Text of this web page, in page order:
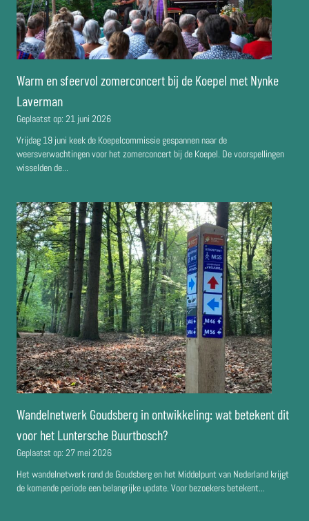
Warm en sfeervol zomerconcert bij de Koepel met Nynke
Laverman
Geplaatst op: 21 juni 2026
Vrijdag 19 juni keek de Koepelcommissie gespannen naar de
weersverwachtingen voor het zomerconcert bij de Koepel. De voorspellingen
wisselden de...
Wandelnetwerk Goudsberg in ontwikkeling: wat betekent dit
voor het Luntersche Buurtbosch?
Geplaatst op: 27 mei 2026
Het wandelnetwerk rond de Goudsberg en het Middelpunt van Nederland krijgt
de komende periode een belangrijke update. Voor bezoekers betekent...